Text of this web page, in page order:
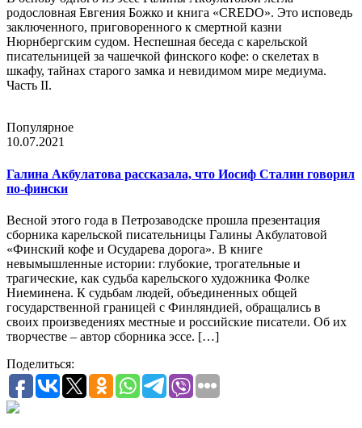
родословная Евгения Божко и книга «CREDO». Это исповедь
заключенного, приговоренного к смертной казни
Нюрнбергским судом. Неспешная беседа с карельской
писательницей за чашечкой финского кофе: о скелетах в
шкафу, тайнах старого замка и невидимом мире медиума.
Часть II.
Популярное
10.07.2021
Галина Акбулатова рассказала, что Иосиф Сталин говорил
по-фински
Весной этого года в Петрозаводске прошла презентация
сборника карельской писательницы Галины Акбулатовой
«Финский кофе и Осударева дорога». В книге
невымышленные истории: глубокие, трогательные и
трагические, как судьба карельского художника Фолке
Ниеминена. К судьбам людей, объединенных общей
государственной границей с Финляндией, обращались в
своих произведениях местные и российские писатели. Об их
творчестве – автор сборника эссе. […]
Поделиться: